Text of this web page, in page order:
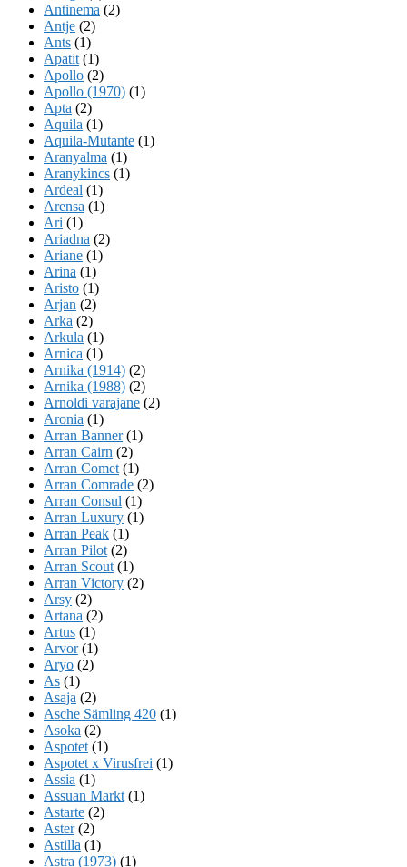
Antinema (2)
Antje (2)
Ants (1)
Apatit (1)
Apollo (2)
Apollo (1970) (1)
Apta (2)
Aquila (1)
Aquila-Mutante (1)
Aranyalma (1)
Aranykincs (1)
Ardeal (1)
Arensa (1)
Ari (1)
Ariadna (2)
Ariane (1)
Arina (1)
Aristo (1)
Arjan (2)
Arka (2)
Arkula (1)
Arnica (1)
Arnika (1914) (2)
Arnika (1988) (2)
Arnoldi varajane (2)
Aronia (1)
Arran Banner(1)
Arran Cairn (2)
Arran Comet (1)
Arran Comrade (2)
Arran Consul (1)
Arran Luxury (1)
Arran Peak (1)
Arran Pilot (2)
Arran Scout (1)
Arran Victory (2)
Arsy (2)
Artana (2)
Artus (1)
Arvor(1)
Aryo (2)
As (1)
Asaja (2)
Asche Sämling 420 (1)
Asoka (2)
Aspotet (1)
Aspotet x Virusfrei (1)
Assia (1)
Assuan Markt (1)
Astarte (2)
Aster(2)
Astilla (1)
Astra (1973) (1)